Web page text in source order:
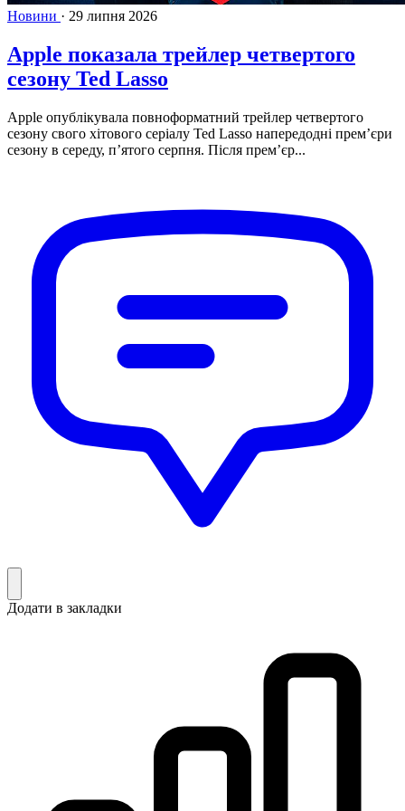
Новини · 29 липня 2026
Apple показала трейлер четвертого
сезону Ted Lasso
Apple опублікувала повноформатний трейлер четвертого
сезону свого хітового серіалу Ted Lasso напередодні прем’єри
сезону в середу, п’ятого серпня. Після прем’єр...
Додати в закладки